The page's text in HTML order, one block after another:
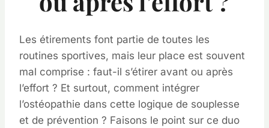
Les étirements font partie de toutes les
routines sportives, mais leur place est souvent
mal comprise : faut-il s’étirer avant ou après
l’effort ? Et surtout, comment intégrer
l’ostéopathie dans cette logique de souplesse
et de prévention ? Faisons le point sur ce duo